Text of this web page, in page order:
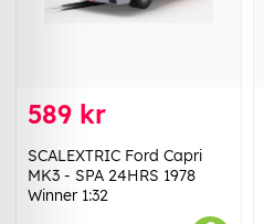
589 kr
SCALEXTRIC Ford Capri
MK3 - SPA 24HRS 1978
Winner 1:32